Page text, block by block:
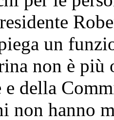
un
non è
della
non hanno